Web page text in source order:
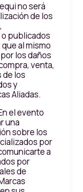
no será
de los
publicados
al mismo
los daños
venta,
de los
y
Aliadas.
el evento
una
sobre los
por
a
por
de